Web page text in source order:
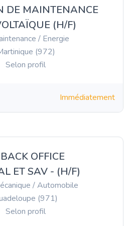
DE MAINTENANCE
(H/F)
/ Energie
(972)
Selon profil
Immédiatement
OFFICE
ET SAV - (H/F)
/ Automobile
(971)
Selon profil